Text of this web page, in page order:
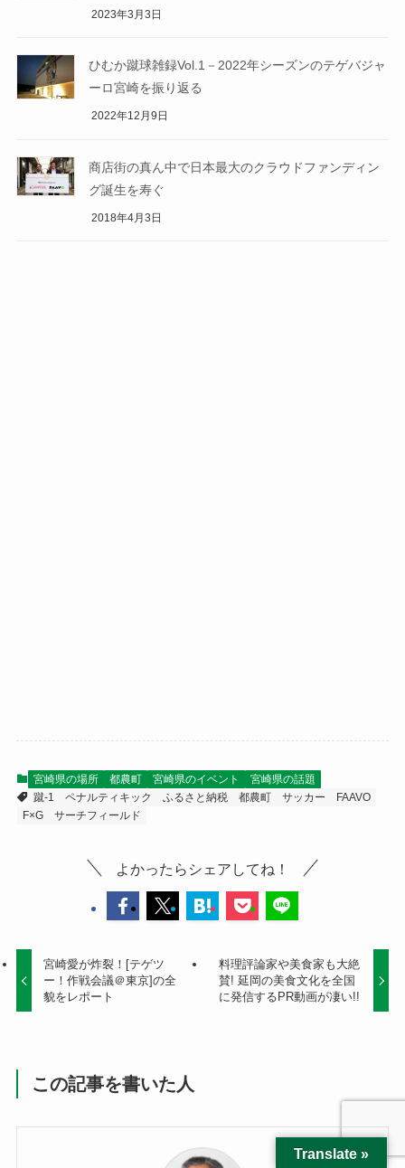
2023年3月3日
ひむか蹴球雑録Vol.1－2022年シーズンのテゲバジャ
ーロ宮崎を振り返る
2022年12月9日
商店街の真ん中で日本最大のクラウドファンディン
グ誕生を寿ぐ
2018年4月3日
宮崎県の場所 都農町 宮崎県のイベント
宮崎県の話題
蹴-1
ペナルティキック ふるさと納税 都農町 サッカー
FAAVO
F×G
サーチフィールド
よかったらシェアしてね！
宮崎愛が炸裂！[テゲツ
ー！作戦会議＠東京]の全
貌をレポート
料理評論家や美食家も大絶
賛! 延岡の美食文化を全国
に発信するPR動画が凄い!!
この記事を書いた人
Translate »